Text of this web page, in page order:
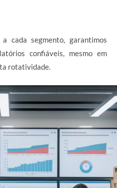
cada segmento, garantimos
confiáveis, mesmo em
rotatividade.